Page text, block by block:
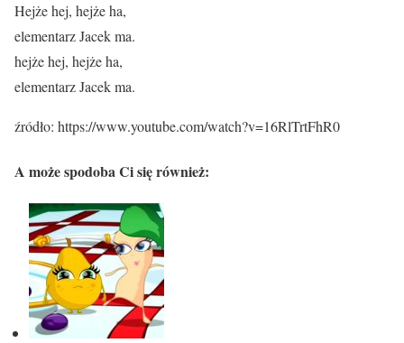
Hejże hej, hejże ha,
elementarz Jacek ma.
hejże hej, hejże ha,
elementarz Jacek ma.
źródło: https://www.youtube.com/watch?v=16RlTrtFhR0
A może spodoba Ci się również: